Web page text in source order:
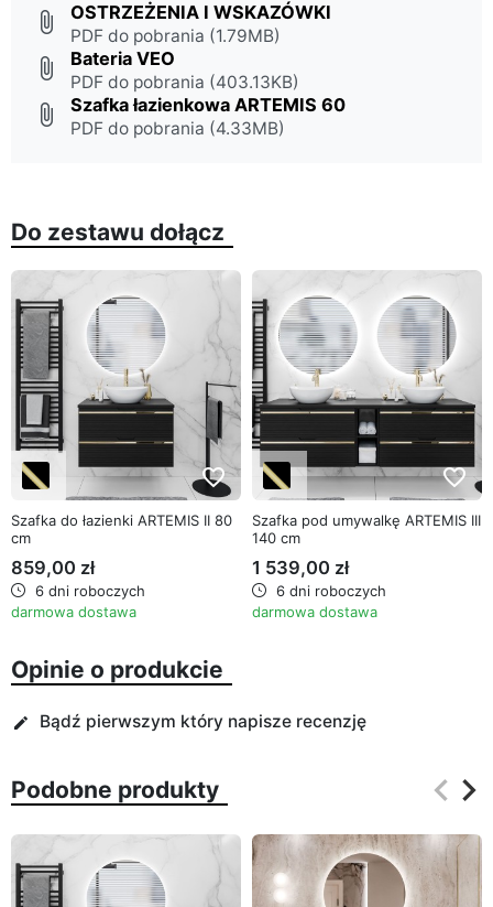
attach_file OSTRZEŻENIA I WSKAZÓWKI
PDF do pobrania (1.79MB)
attach_file Bateria VEO
PDF do pobrania (403.13KB)
attach_file Szafka łazienkowa ARTEMIS 60
PDF do pobrania (4.33MB)
Do zestawu dołącz
favorite_border
Szafka do łazienki ARTEMIS II 80
cm
859,00 zł
6 dni roboczych
darmowa dostawa
favorite_border
Szafka pod umywalkę ARTEMIS III
140 cm
1 539,00 zł
6 dni roboczych
darmowa dostawa
Opinie o produkcie
edit Bądź pierwszym który napisze recenzję
Podobne produkty keyboard_arrow_left
keyboard_arrow_right